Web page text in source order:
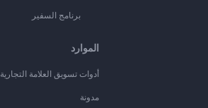
برنامج السفير
الموارد
أدوات تسويق العلامة التجارية
مدونة